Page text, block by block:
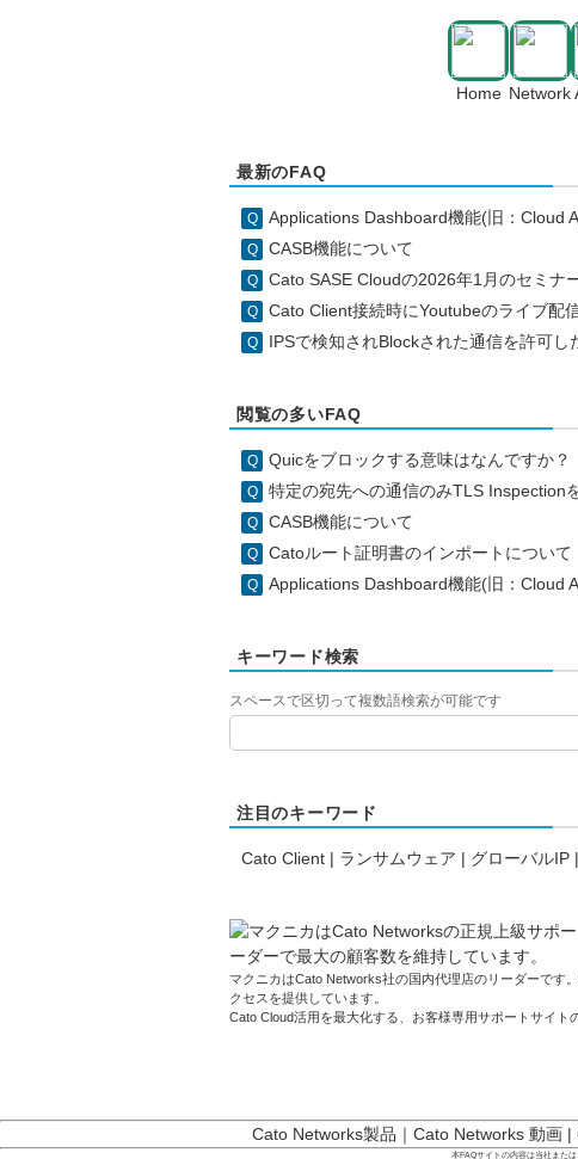
Home Network
最新のFAQ
Applications Dashboard機能(旧：Cloud
CASB機能について
Cato SASE Cloudの2026年1月のセミナ
Cato Client接続時にYoutubeのライブ配
IPSで検知されBlockされた通信を許可し
閲覧の多いFAQ
Quicをブロックする意味はなんですか？
特定の宛先への通信のみTLS Inspection
CASB機能について
Catoルート証明書のインポートについて
Applications Dashboard機能(旧：Cloud
キーワード検索
スペースで区切って複数語検索が可能です
注目のキーワード
Cato Client | ランサムウェア | グローバルIP |
マクニカはCato Networks社の国内代理店のリーダーです
クセスを提供しています。
Cato Cloud活用を最大化する、お客様専用サポートサイト
Cato Networks製品 ｜ Cato Networks 動画|
本FAQサイトの内容は当社また